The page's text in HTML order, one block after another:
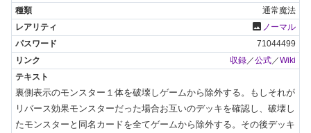
通常魔法
photo ノーマル
71044499
収録／公式／Wiki
裏側表示のモンスター１体を破壊しゲームから除外する。もしそれが
リバース効果モンスターだった場合お互いのデッキを確認し、破壊し
たモンスターと同名カードを全てゲームから除外する。その後デッキ